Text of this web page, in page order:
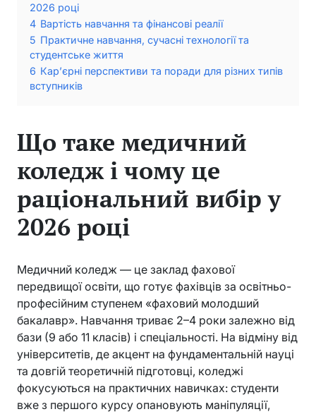
2026 році
4 Вартість навчання та фінансові реалії
5 Практичне навчання, сучасні технології та
студентське життя
6 Кар’єрні перспективи та поради для різних типів
вступників
Що таке медичний
коледж і чому це
раціональний вибір у
2026 році
Медичний коледж — це заклад фахової
передвищої освіти, що готує фахівців за освітньо-
професійним ступенем «фаховий молодший
бакалавр». Навчання триває 2–4 роки залежно від
бази (9 або 11 класів) і спеціальності. На відміну від
університетів, де акцент на фундаментальній науці
та довгій теоретичній підготовці, коледжі
фокусуються на практичних навичках: студенти
вже з першого курсу опановують маніпуляції,